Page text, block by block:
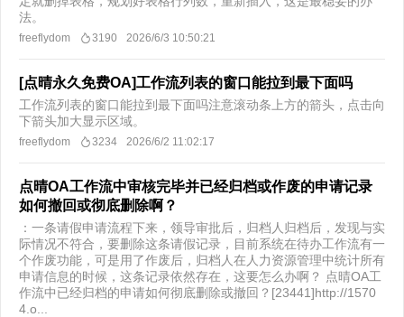
法。
freeflydom 3190 2026/6/3 10:50:21
[点晴永久免费OA]工作流列表的窗口能拉到最下面吗
工作流列表的窗口能拉到最下面吗​注意滚动条上方的箭头，点击向
下箭头加大显示区域。
freeflydom 3234 2026/6/2 11:02:17
点晴OA工作流中审核完毕并已经归档或作废的申请记录
如何撤回或彻底删除啊？
​：一条请假申请流程下来，领导审批后，归档人归档后，发现与实
际情况不符合，要删除这条请假记录，目前系统在待办工作流有一
个作废功能，可是用了作废后，归档人在人力资源管理中统计所有
申请信息的时候，这条记录依然存在，这要怎么办啊？ 点晴OA工
作流中已经归档的申请如何彻底删除或撤回？[23441]http://1570
4.o...